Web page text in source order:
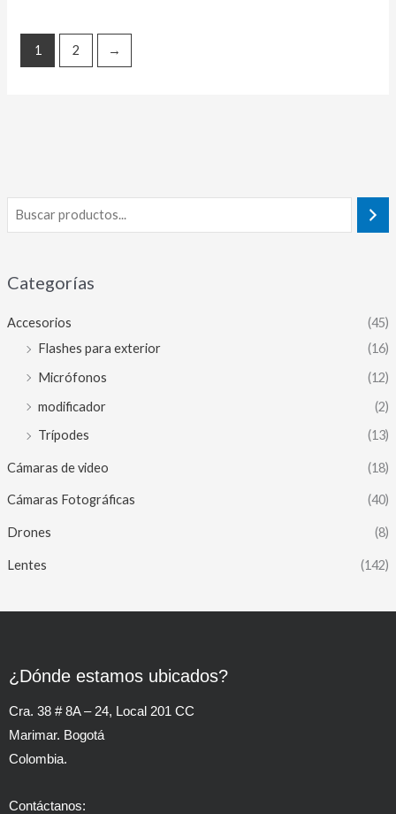
Categorías
Accesorios
(45)
Flashes para exterior
(16)
Micrófonos
(12)
modificador
(2)
Trípodes
(13)
Cámaras de video (18)
Cámaras Fotográficas (40)
Drones (8)
Lentes (142)
1 2 →
¿Dónde estamos ubicados?
Cra. 38 # 8A – 24, Local 201 CC
Marimar. Bogotá
Colombia.
Contáctanos: